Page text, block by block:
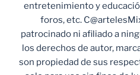
entretenimiento y
foros, etc.
patrocinado ni afiliado a
los derechos de autor,
son propiedad de sus